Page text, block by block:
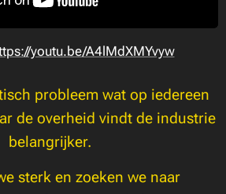
youtu.be/A4lMdXMYvyw
probleem wat op iedereen
de overheid vindt de industrie
belangrijker.
sterk en zoeken we naar